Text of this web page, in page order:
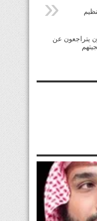
يتراجعون عن